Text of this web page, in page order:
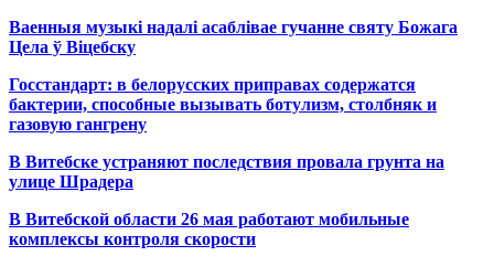
Ваенныя музыкі надалі асаблівае гучанне святу Божага
Цела ў Віцебску
Госстандарт: в белорусских приправах содержатся
бактерии, способные вызывать ботулизм, столбняк и
газовую гангрену
В Витебске устраняют последствия провала грунта на
улице Шрадера
В Витебской области 26 мая работают мобильные
комплексы контроля скорости